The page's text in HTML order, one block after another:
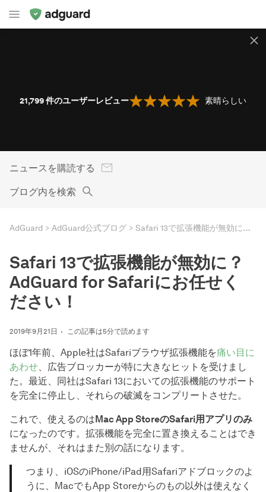
21,799件のユーザーレビュー 素晴らしい
ニュースを購読する
ブログ内を検索
AdGuard AdGuard公式ブログ Safari 13で拡張機能が無効に？AdGuard for Safariにお任せください！
Safari 13で拡張機能が無効に？
AdGuard for Safariにお任せく
ださい！
2019年9月21日 この記事は5分で読めます
ほぼ1年前、Apple社はSafariブラウザ拡張機能を痛い目に
あわせ、広告ブロッカーが特に大きなヒットを受けまし
た。最近、同社はSafari 13においての拡張機能のサポート
を完全に停止し、それらの破滅をコンプリートさせた。
これで、使えるのはMac App StoreのSafari用アプリのみ
になったのです。拡張機能を完全に置き換えることはでき
ませんが、それはまた別の話になります。
つまり、iOSのiPhone/iPad用Safariアドブロックのよ
うに、MacでもApp Storeからのもの以外は使えなく